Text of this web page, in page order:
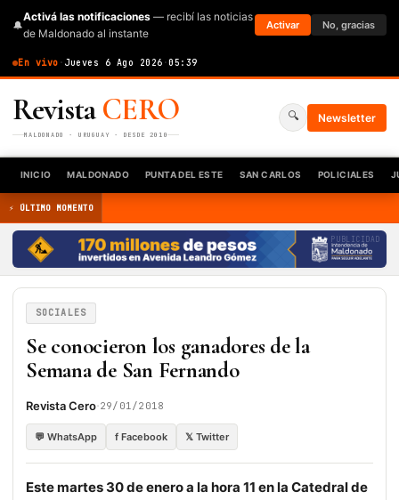
🔔
Activá las notificaciones — recibí las noticias
de Maldonado al instante
Activar No, gracias
En vivo · Jueves 6 Ago 2026 ·05:39
RevistaCERO
MALDONADO · URUGUAY · DESDE 2010
🔍 Newsletter
INICIO MALDONADO PUNTA DEL ESTE SAN CARLOS POLICIALES
⚡ ÚLTIMO MOMENTO
PUBLICIDAD
SOCIALES
Se conocieron los ganadores de la
Semana de San Fernando
Revista Cero·29/01/2018
💬 WhatsApp f Facebook 𝕏 Twitter
Este martes 30 de enero a la hora 11 en la Catedral de